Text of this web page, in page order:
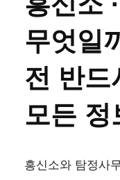
무엇일
전 반드
모든 정
흥신소와 탐정사